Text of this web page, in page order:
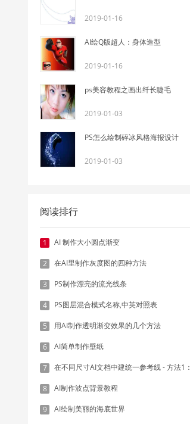
2019-01-16
AI绘Q版超人：身体造型
2019-01-16
ps美容教程之画出纤长睫毛
2019-01-03
PS怎么绘制碎冰风格海报设计
2019-01-03
阅读排行
1 AI 制作大小圆点渐变
2 在AI里制作灰度图的四种方法
3 PS制作漂亮的流光线条
4 PS图层混合模式名称,中英对照表
5 用AI制作透明渐变效果的几个方法
6 AI简单制作壁纸
7 在不同尺寸AI文档中建统一参考线 - 方法1：对齐和分布
8 AI制作波点背景教程
9 AI绘制美丽的海底世界